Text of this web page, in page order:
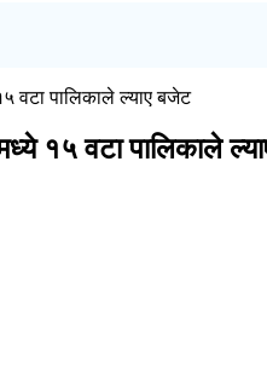
वटा पालिकाले ल्याए बजेट
१५ वटा पालिकाले